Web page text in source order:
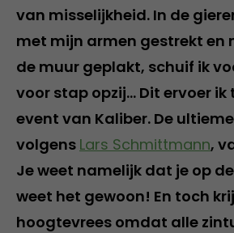
van misselijkheid. In de
met mijn armen gestrekt en
de muur geplakt, schuif ik
voor stap opzij… Dit ervoer ik
event van Kaliber. De ultieme
volgens Lars Schmittmann,
Je weet namelijk dat je op
weet het gewoon! En toch
hoogtevrees omdat alle